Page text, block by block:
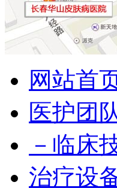
网站首
医护团
－临床
治疗设